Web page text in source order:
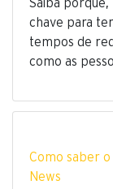
Saiba porque,
chave para
tempos de
como as
Como saber
News